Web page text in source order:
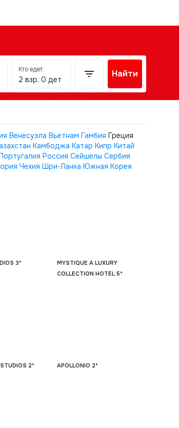
Кто едет:
2 взр, 0 дет
Найти
Венесуэла Вьетнам Гамбия Греция
Камбоджа Катар Кипр Китай
Россия Сейшелы Сербия
Чехия Шри-Ланка Южная Корея
3*
MYSTIQUE A LUXURY
COLLECTION HOTEL 5*
2* APOLLONIO 2*